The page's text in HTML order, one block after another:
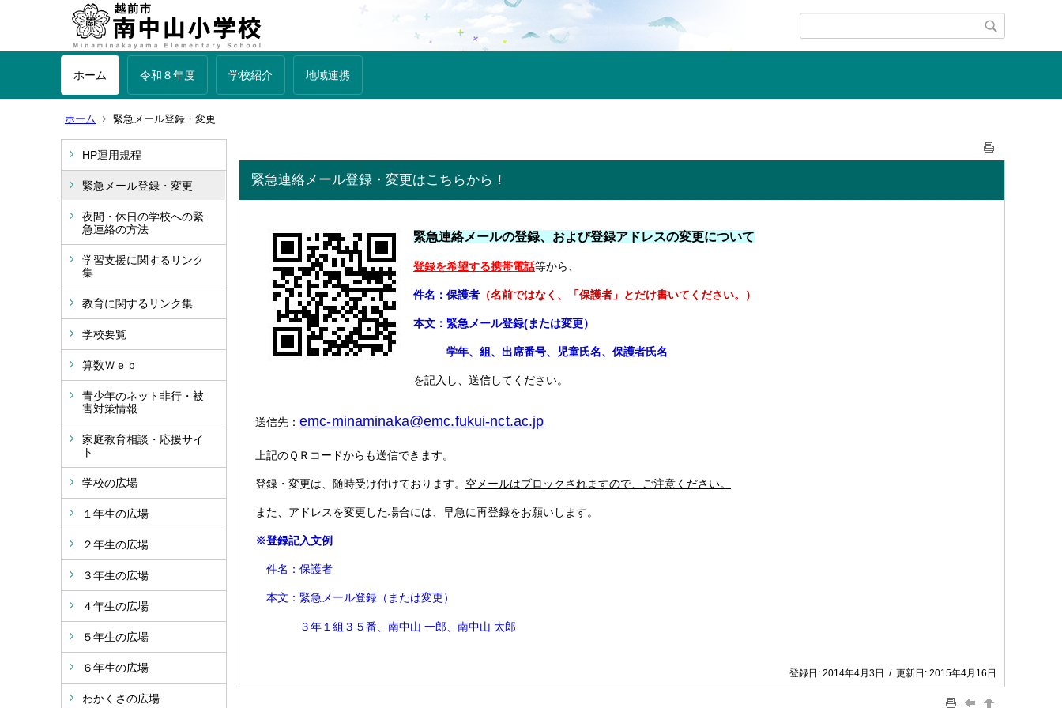
ホーム 令和８年度 学校紹介 地域連携
ホーム 緊急メール登録・変更
HP運用規程
緊急メール登録・変更
夜間・休日の学校への緊
急連絡の方法
学習支援に関するリンク
集
教育に関するリンク集
学校要覧
算数Ｗｅｂ
青少年のネット非行・被
害対策情報
家庭教育相談・応援サイ
ト
学校の広場
１年生の広場
２年生の広場
３年生の広場
４年生の広場
５年生の広場
６年生の広場
わかくさの広場
緊急連絡メール登録・変更はこちらから！
緊急連絡メールの登録、および登録アドレスの変更について
登録を希望する携帯電話等から、
件名：保護者 （名前ではなく、「保護者」とだけ書いてください。）
本文：緊急 メール登録(または変更）
学年、組、出席番号、児童氏名、保護者氏名
を記入し、送信してください。
送信先： emc-minaminaka@emc.fukui-nct.ac.jp
上記のＱＲコードからも送信できます。
登録・変更は、随時受け付けております。 空メールはブロックされますので、ご注意ください。
また、アドレスを変更した場合には、早急に再登録をお願いします。
※登録記入文例
件名：保護者
本文：緊急メール登録（または変更）
３年１組３５番、南中山 一郎、南中山 太郎
登録日: 2014年4月3日 / 更新日: 2015年4月16日